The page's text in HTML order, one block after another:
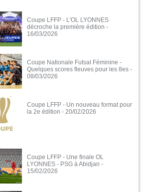
Coupe LFFP - L'OL LYONNES
décroche la première édition -
16/03/2026
Coupe Nationale Futsal Féminine -
Quelques scores fleuves pour les 8es -
08/03/2026
Coupe LFFP - Un nouveau format pour
la 2e édition - 20/02/2026
Coupe LFFP - Une finale OL
LYONNES - PSG à Abidjan -
15/02/2026